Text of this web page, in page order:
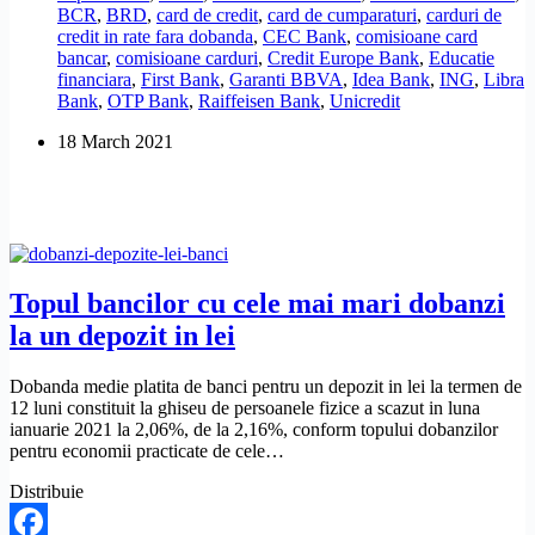
refinantez
un
card
de
credit
dobanda
BCR, BRD, card de credit, card de cumparaturi, carduri de
credit in rate fara dobanda, CEC Bank, comisioane card
bancar, comisioane carduri, Credit Europe Bank, Educatie
financiara, First Bank, Garanti BBVA, Idea Bank, ING, Libra
Bank, OTP Bank, Raiffeisen Bank, Unicredit
18 March 2021
Topul bancilor cu cele mai mari dobanzi
la un depozit in lei
Dobanda medie platita de banci pentru un depozit in lei la termen de
12 luni constituit la ghiseu de persoanele fizice a scazut in luna
ianuarie 2021 la 2,06%, de la 2,16%, conform topului dobanzilor
pentru economii practicate de cele…
Distribuie